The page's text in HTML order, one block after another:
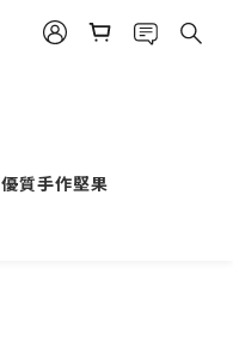
優質手作堅果